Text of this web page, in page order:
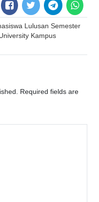
Lulusan Semester
Kampus
Required fields are